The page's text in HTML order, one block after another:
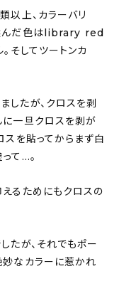
以上、カラーバリ
選んだ色はlibrary red
そしてツートンカ
したが、クロスを剥
に一旦クロスを剥が
スを貼ってからまず白
て…。
るためにもクロスの
たが、それでもポー
妙なカラーに惹かれ